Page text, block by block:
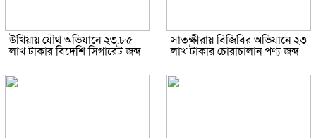
উখিয়ায় যৌথ অভিযানে ২৩.৮৫
লাখ টাকার বিদেশি সিগারেট জব্দ
সাতক্ষীরায় বিজিবির অভিযানে ২৩
লাখ টাকার চোরাচালান পণ্য জব্দ